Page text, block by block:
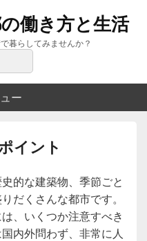
働き方と生活
暮らしてみませんか？
ー
イント
的な建築物、季節ごと
だくさんな都市です。
、いくつか注意すべき
内外問わず、非常に人